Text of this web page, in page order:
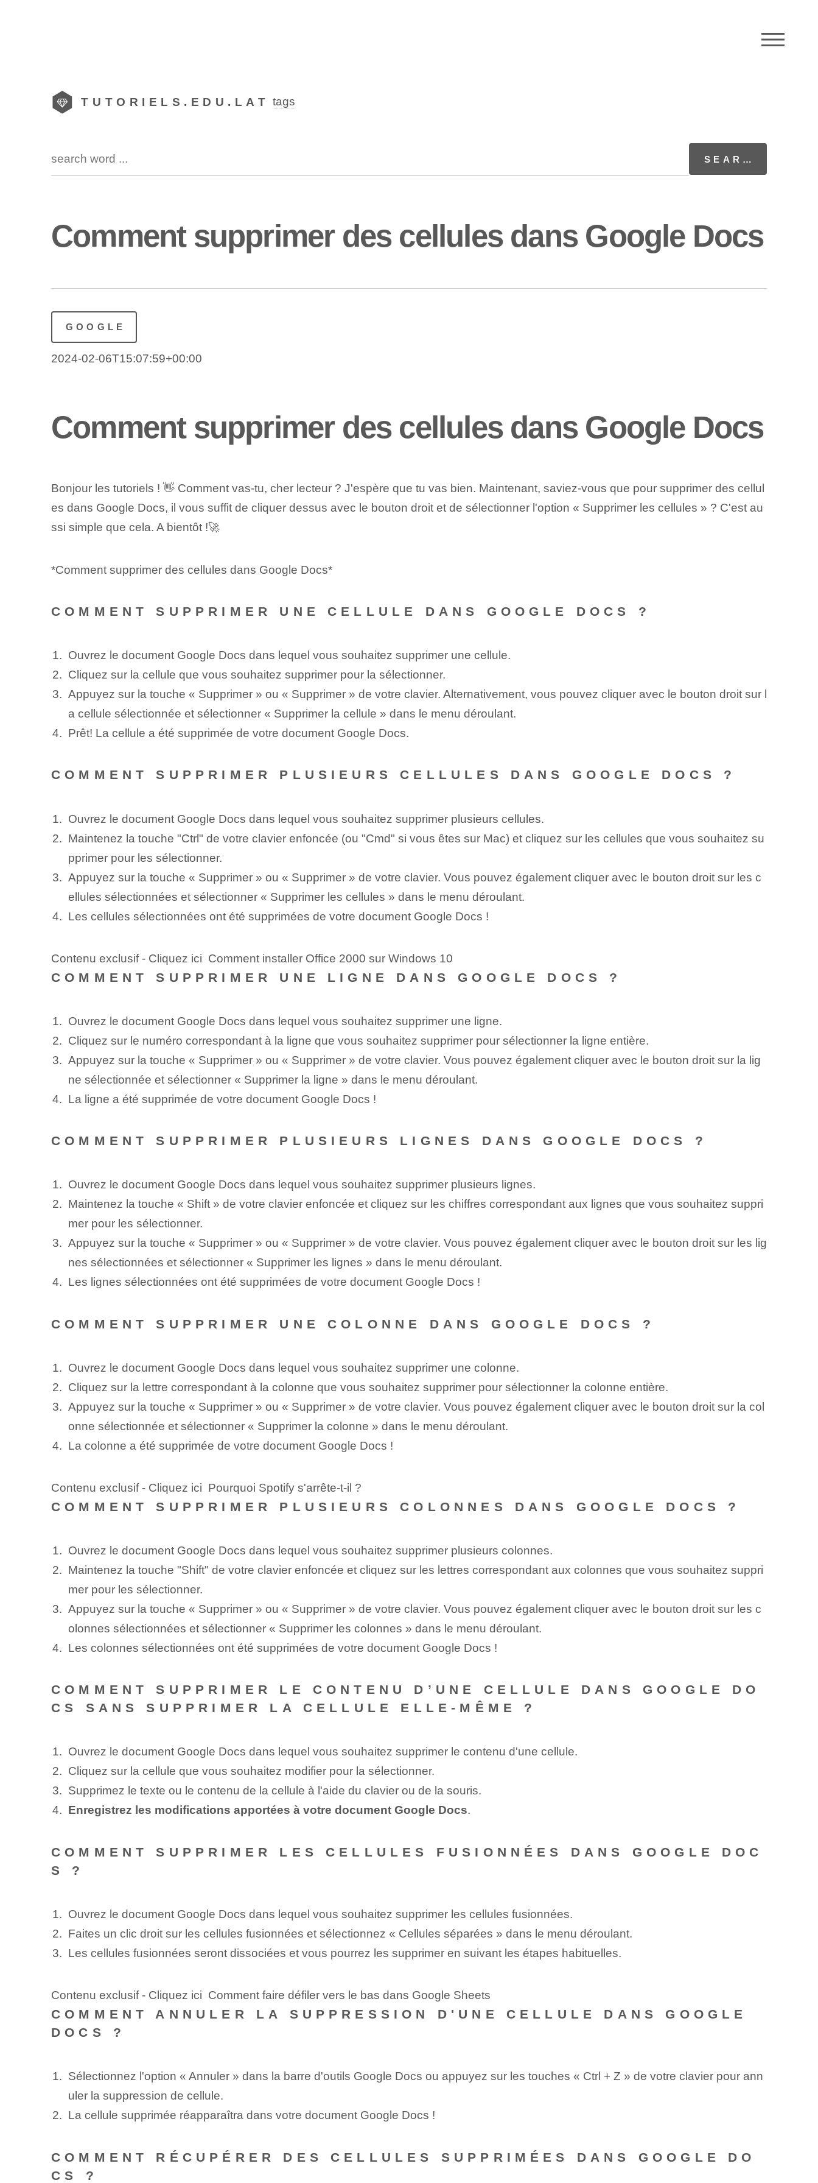
TUTORIELS.EDU.LAT tags
Comment supprimer des cellules dans Google Docs
GOOGLE
2024-02-06T15:07:59+00:00
Comment supprimer des cellules dans Google Docs
Bonjour les tutoriels ! 👋 Comment vas-tu, cher lecteur ? J'espère que tu vas bien. Maintenant, saviez-vous que pour supprimer des cellul
es dans Google Docs, il vous suffit de cliquer dessus avec le bouton droit et de sélectionner l'option « Supprimer les cellules » ? C'est au
ssi simple que cela. A bientôt !🚀
*Comment supprimer des cellules dans Google Docs*
COMMENT SUPPRIMER UNE CELLULE DANS GOOGLE DOCS ?
Ouvrez le document Google Docs dans lequel vous souhaitez supprimer une cellule.
Cliquez sur la cellule que vous souhaitez supprimer pour la sélectionner.
Appuyez sur la touche « Supprimer » ou « Supprimer » de votre clavier. Alternativement, vous pouvez cliquer avec le bouton droit sur l
a cellule sélectionnée et sélectionner « Supprimer la cellule » dans le menu déroulant.
Prêt! La cellule a été supprimée de votre document Google Docs.
COMMENT SUPPRIMER PLUSIEURS CELLULES DANS GOOGLE DOCS ?
Ouvrez le document Google Docs dans lequel vous souhaitez supprimer plusieurs cellules.
Maintenez la touche "Ctrl" de votre clavier enfoncée (ou "Cmd" si vous êtes sur Mac) et cliquez sur les cellules que vous souhaitez su
pprimer pour les sélectionner.
Appuyez sur la touche « Supprimer » ou « Supprimer » de votre clavier. Vous pouvez également cliquer avec le bouton droit sur les c
ellules sélectionnées et sélectionner « Supprimer les cellules » dans le menu déroulant.
Les cellules sélectionnées ont été supprimées de votre document Google Docs !
Contenu exclusif - Cliquez ici Comment installer Office 2000 sur Windows 10
COMMENT SUPPRIMER UNE LIGNE DANS GOOGLE DOCS ?
Ouvrez le document Google Docs dans lequel vous souhaitez supprimer une ligne.
Cliquez sur le numéro correspondant à la ligne que vous souhaitez supprimer pour sélectionner la ligne entière.
Appuyez sur la touche « Supprimer » ou « Supprimer » de votre clavier. Vous pouvez également cliquer avec le bouton droit sur la lig
ne sélectionnée et sélectionner « Supprimer la ligne » dans le menu déroulant.
La ligne a été supprimée de votre document Google Docs !
COMMENT SUPPRIMER PLUSIEURS LIGNES DANS GOOGLE DOCS ?
Ouvrez le document Google Docs dans lequel vous souhaitez supprimer plusieurs lignes.
Maintenez la touche « Shift » de votre clavier enfoncée et cliquez sur les chiffres correspondant aux lignes que vous souhaitez suppri
mer pour les sélectionner.
Appuyez sur la touche « Supprimer » ou « Supprimer » de votre clavier. Vous pouvez également cliquer avec le bouton droit sur les lig
nes sélectionnées et sélectionner « Supprimer les lignes » dans le menu déroulant.
Les lignes sélectionnées ont été supprimées de votre document Google Docs !
COMMENT SUPPRIMER UNE COLONNE DANS GOOGLE DOCS ?
Ouvrez le document Google Docs dans lequel vous souhaitez supprimer une colonne.
Cliquez sur la lettre correspondant à la colonne que vous souhaitez supprimer pour sélectionner la colonne entière.
Appuyez sur la touche « Supprimer » ou « Supprimer » de votre clavier. Vous pouvez également cliquer avec le bouton droit sur la col
onne sélectionnée et sélectionner « Supprimer la colonne » dans le menu déroulant.
La colonne a été supprimée de votre document Google Docs !
Contenu exclusif - Cliquez ici Pourquoi Spotify s'arrête-t-il ?
COMMENT SUPPRIMER PLUSIEURS COLONNES DANS GOOGLE DOCS ?
Ouvrez le document Google Docs dans lequel vous souhaitez supprimer plusieurs colonnes.
Maintenez la touche "Shift" de votre clavier enfoncée et cliquez sur les lettres correspondant aux colonnes que vous souhaitez suppri
mer pour les sélectionner.
Appuyez sur la touche « Supprimer » ou « Supprimer » de votre clavier. Vous pouvez également cliquer avec le bouton droit sur les c
olonnes sélectionnées et sélectionner « Supprimer les colonnes » dans le menu déroulant.
Les colonnes sélectionnées ont été supprimées de votre document Google Docs !
COMMENT SUPPRIMER LE CONTENU D’UNE CELLULE DANS GOOGLE DO
CS SANS SUPPRIMER LA CELLULE ELLE-MÊME ?
Ouvrez le document Google Docs dans lequel vous souhaitez supprimer le contenu d'une cellule.
Cliquez sur la cellule que vous souhaitez modifier pour la sélectionner.
Supprimez le texte ou le contenu de la cellule à l'aide du clavier ou de la souris.
Enregistrez les modifications apportées à votre document Google Docs.
COMMENT SUPPRIMER LES CELLULES FUSIONNÉES DANS GOOGLE DOC
S ?
Ouvrez le document Google Docs dans lequel vous souhaitez supprimer les cellules fusionnées.
Faites un clic droit sur les cellules fusionnées et sélectionnez « Cellules séparées » dans le menu déroulant.
Les cellules fusionnées seront dissociées et vous pourrez les supprimer en suivant les étapes habituelles.
Contenu exclusif - Cliquez ici Comment faire défiler vers le bas dans Google Sheets
COMMENT ANNULER LA SUPPRESSION D'UNE CELLULE DANS GOOGLE
DOCS ?
Sélectionnez l'option « Annuler » dans la barre d'outils Google Docs ou appuyez sur les touches « Ctrl + Z » de votre clavier pour ann
uler la suppression de cellule.
La cellule supprimée réapparaîtra dans votre document Google Docs !
COMMENT RÉCUPÉRER DES CELLULES SUPPRIMÉES DANS GOOGLE DO
CS ?